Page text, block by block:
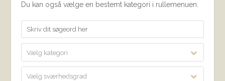
Du kan også vælge en bestemt kategori i rullemenuen.
Vælg kategori
Vælg sværhedsgrad